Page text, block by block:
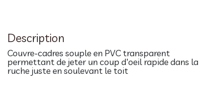
Description
Couvre-cadres souple en PVC transparent
permettant de jeter un coup d'oeil rapide dans la
ruche juste en soulevant le toit